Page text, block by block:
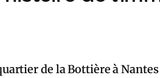
de la Bottière à